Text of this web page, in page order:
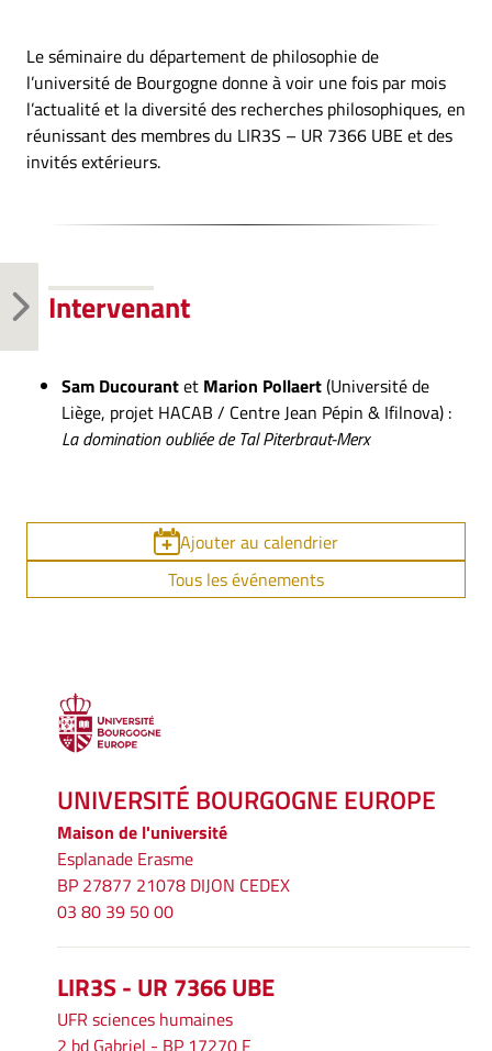
Le séminaire du département de philosophie de
l’université de Bourgogne donne à voir une fois par mois
l’actualité et la diversité des recherches philosophiques, en
réunissant des membres du LIR3S – UR 7366 UBE et des
invités extérieurs.
Intervenant
Sam Ducourantet Marion Pollaert(Université de
Liège, projet HACAB / Centre Jean Pépin & Ifilnova) :
La domination oubliéede Tal Piterbraut-Merx
Ajouter au calendrier
Tous les événements
UNIVERSITÉ BOURGOGNE EUROPE
Maison de l'université
Esplanade Erasme
BP 27877 21078 DIJON CEDEX
03 80 39 50 00
LIR3S - UR 7366 UBE
UFR sciences humaines